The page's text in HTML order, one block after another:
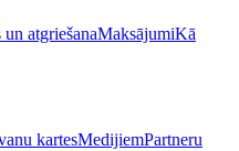
un atgriešanaMaksājumiKā
kartesMedijiemPartneru